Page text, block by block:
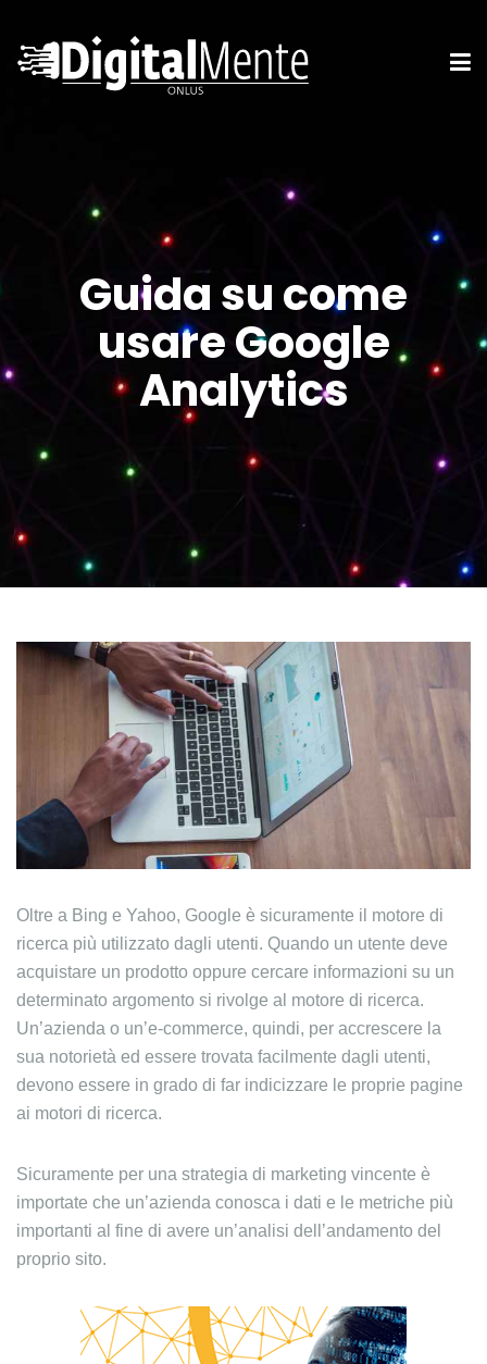
Guida su come
usare Google
Analytics
Oltre a Bing e Yahoo, Google è sicuramente il motore di
ricerca più utilizzato dagli utenti. Quando un utente deve
acquistare un prodotto oppure cercare informazioni su un
determinato argomento si rivolge al motore di ricerca.
Un’azienda o un’e-commerce, quindi, per accrescere la
sua notorietà ed essere trovata facilmente dagli utenti,
devono essere in grado di far indicizzare le proprie pagine
ai motori di ricerca.
Sicuramente per una strategia di marketing vincente è
importate che un’azienda conosca i dati e le metriche più
importanti al fine di avere un’analisi dell’andamento del
proprio sito.